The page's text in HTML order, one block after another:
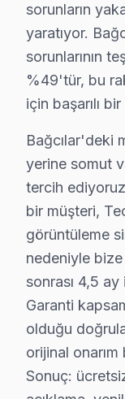
100. Yıl'da
100. Yıl
15
15 Temmuz
Bağlar'da
Bağlar
Barbaros'ta
Barbaros
Çınar'da
Çınar
Demirkapı'da
Demirkapı
sorunların
yaratıyor.
sorunlarının
%49'tür, bu
için başarılı bir
Bağcılar'deki
yerine somut
tercih
bir müşteri,
görüntüleme
nedeniyle
sonrası 4,5
Garanti
olduğu
orijinal
Sonuç: